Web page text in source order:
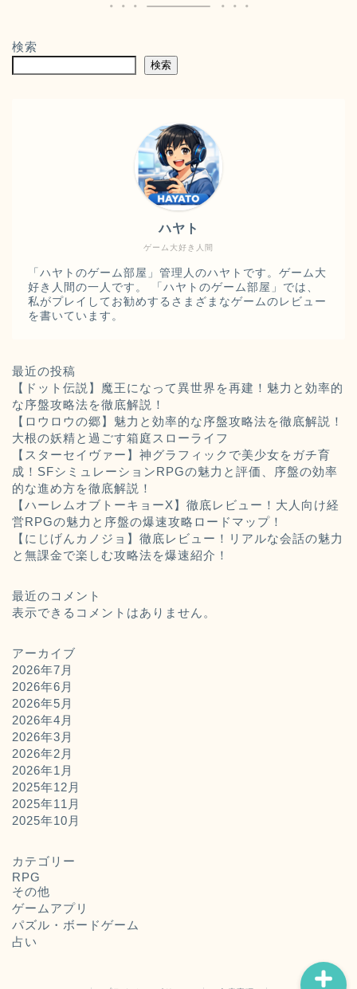
検索
検索
ゲーム大好き人間
ハヤト
「ハヤトのゲーム部屋」管理人のハヤトです。ゲーム大
好き人間の一人です。 「ハヤトのゲーム部屋」では、
私がプレイしてお勧めするさまざまなゲームのレビュー
を書いています。
最近の投稿
【ドット伝説】魔王になって異世界を再建！魅力と効率的
な序盤攻略法を徹底解説！
【ロウロウの郷】魅力と効率的な序盤攻略法を徹底解説！
大根の妖精と過ごす箱庭スローライフ
【スターセイヴァー】神グラフィックで美少女をガチ育
成！SFシミュレーションRPGの魅力と評価、序盤の効率
的な進め方を徹底解説！
【ハーレムオブトーキョーX】徹底レビュー！大人向け経
営RPGの魅力と序盤の爆速攻略ロードマップ！
【にじげんカノジョ】徹底レビュー！リアルな会話の魅力
と無課金で楽しむ攻略法を爆速紹介！
最近のコメント
表示できるコメントはありません。
アーカイブ
2026年7月
2026年6月
2026年5月
2026年4月
2026年3月
2026年2月
2026年1月
2025年12月
2025年11月
2025年10月
カテゴリー
RPG
その他
ゲームアプリ
パズル・ボードゲーム
占い